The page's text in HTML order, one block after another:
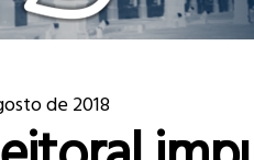
de 2018